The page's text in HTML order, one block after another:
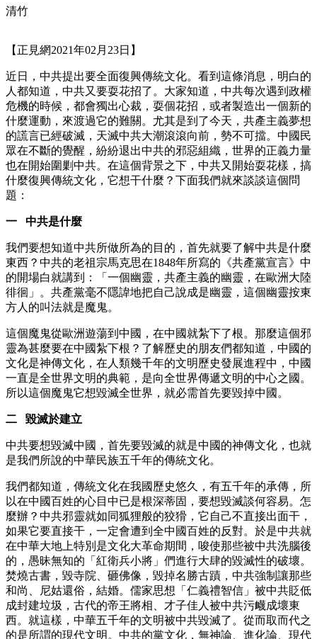
清竹
【正見網2021年02月23日】
近日，中共提出要全面復興傳統文化。看到這條消息，明白的
人都知道，中共又要耍花招了。大家知道，中共每次遇到政權
危機的時候，都會獨出心裁，耍個花招，或者製造出一個新的
什麼運動，來渡過它的難關。尤其是到了今天，共產主義夢想
的謊言已經破滅，天滅中共大潮滾滾向前，勢不可擋。中國民
眾在不斷的覺醒，紛紛退出中共的邪惡組織，世界的正義力量
也在開始圍剿中共。在這個背景之下，中共又開始耍花樣，搞
什麼復興傳統文化，它想干什麼？下面我們就來談談這個問
題：
一 中共是什麼
我們要想知道中共所做所為的目的，首先就要了解中共是什麼
東西？中共的老祖宗馬克思在1848年所寫的《共產黨宣言》中
的開場白就講到：「一個幽靈，共產主義的幽靈，在歐洲大陸
徘徊」。共產黨毫不隱諱地把自己說成是幽靈，這個幽靈按東
方人的叫法就是魔鬼。
這個魔鬼從歐洲遊蕩到中國，在中國就紮下了根。那麼這個邪
靈為甚麼要在中國紮下根？了解歷史的朋友們都知道，中國的
文化是神傳文化，在人類幾千年的文明歷史發展進程中，中國
一直是全世界文明的典範，是向全世界傳遞文明的中心之國。
所以這個魔鬼它想毀滅全世界，就必需首先要毀掉中國。
二 毀滅於建立
中共要想毀滅中國，首先要毀滅的就是中國的神傳文化，也就
是我們所說的中華民族五千年的傳統文化。
我們都知道，傳統文化在我國歷史悠久，有五千年的承傳，所
以在中國百姓的心目中已是根深蒂固，要想毀滅談何容易。怎
麼辦？中共邪靈就如同狐狸般的狡猾，它自己不直接出面干，
如果它要直接干，一定會遭到全中國百姓的反對。於是中共就
在中華大地上特別是文化大革命期間，唆使那些被中共洗腦後
的，愚昧無知的「紅衛兵小將」們進行大肆的毀滅性的破壞。
焚燒古書，毀寺院、砸佛像，毀掉名勝古蹟，中共強制讓那些
和尚、尼姑還俗，結婚。儒家思想「仁義禮智信」被中共貶低
成封建垃圾，古代的帝王將相、才子佳人被中共污衊成壞東
西。就這樣，中華五千年的文明被中共毀滅了。從而取而代之
的是所謂的現代文明。中共的黨文化，無神論、進化論、現代